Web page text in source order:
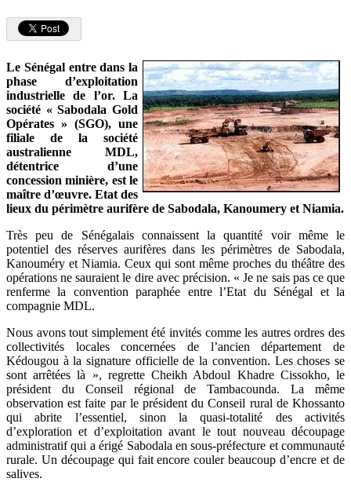
Le Sénégal entre dans la
phase d’exploitation
industrielle de l’or. La
société « Sabodala Gold
Opérates » (SGO), une
filiale de la société
australienne MDL,
détentrice d’une
concession minière, est le
maître d’œuvre. Etat des
lieux du périmètre aurifère de Sabodala, Kanoumery et Niamia.
Très peu de Sénégalais connaissent la quantité voir même le
potentiel des réserves aurifères dans les périmètres de Sabodala,
Kanouméry et Niamia. Ceux qui sont même proches du théâtre des
opérations ne sauraient le dire avec précision. « Je ne sais pas ce que
renferme la convention paraphée entre l’Etat du Sénégal et la
compagnie MDL.
Nous avons tout simplement été invités comme les autres ordres des
collectivités locales concernées de l’ancien département de
Kédougou à la signature officielle de la convention. Les choses se
sont arrêtées là », regrette Cheikh Abdoul Khadre Cissokho, le
président du Conseil régional de Tambacounda. La même
observation est faite par le président du Conseil rural de Khossanto
qui abrite l’essentiel, sinon la quasi-totalité des activités
d’exploration et d’exploitation avant le tout nouveau découpage
administratif qui a érigé Sabodala en sous-préfecture et communauté
rurale. Un découpage qui fait encore couler beaucoup d’encre et de
salives.